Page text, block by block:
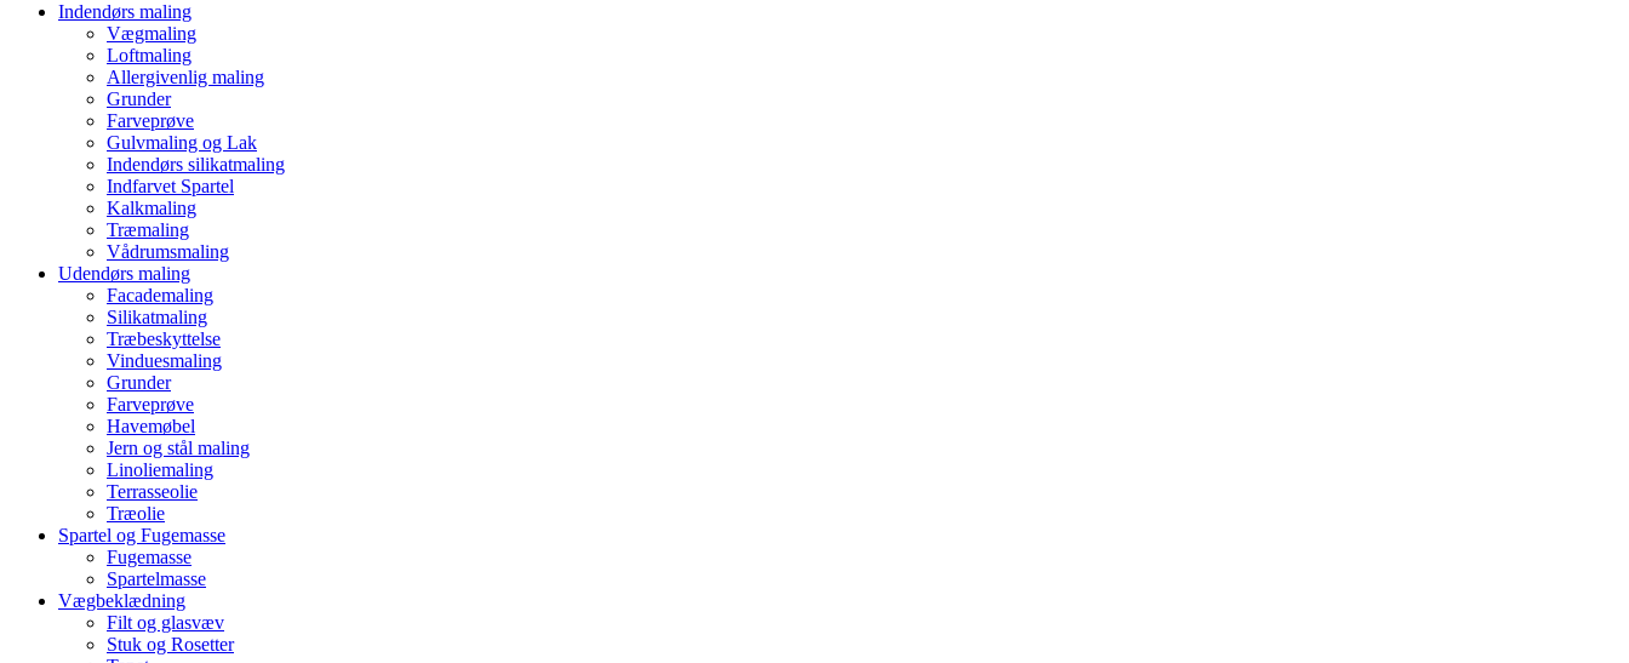
Indendørs maling
Vægmaling
Loftmaling
Allergivenlig maling
Grunder
Farveprøve
Gulvmaling og Lak
Indendørs silikatmaling
Indfarvet Spartel
Kalkmaling
Træmaling
Vådrumsmaling
Udendørs maling
Facademaling
Silikatmaling
Træbeskyttelse
Vinduesmaling
Grunder
Farveprøve
Havemøbel
Jern og stål maling
Linoliemaling
Terrasseolie
Træolie
Spartel og Fugemasse
Fugemasse
Spartelmasse
Vægbeklædning
Filt og glasvæv
Stuk og Rosetter